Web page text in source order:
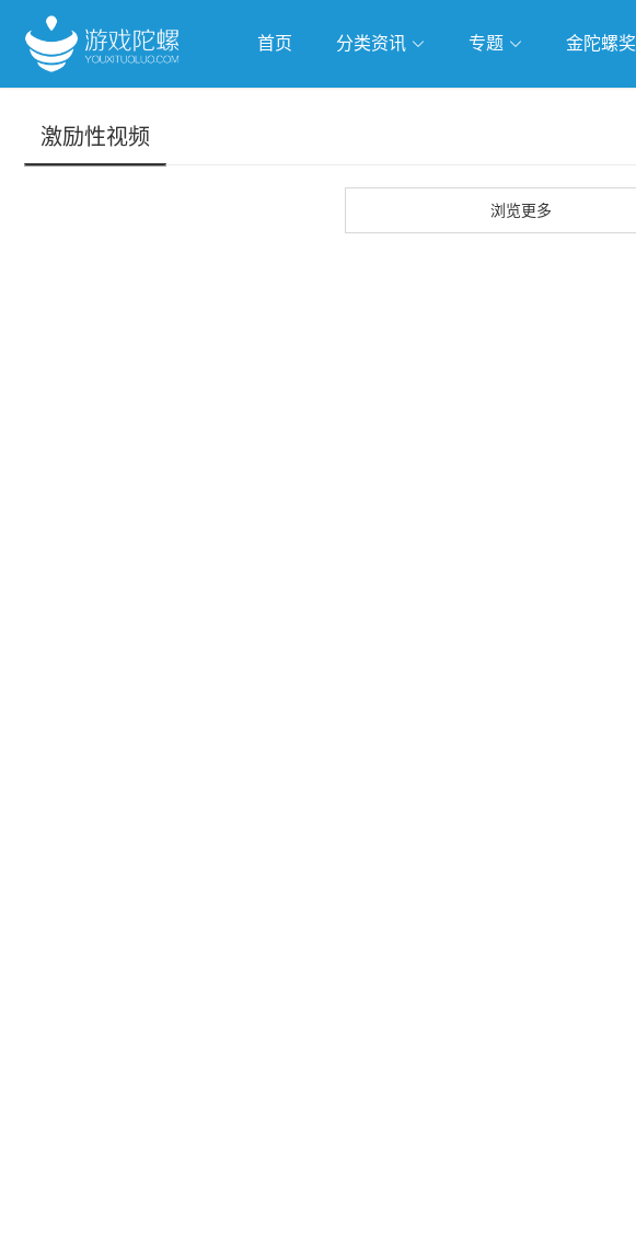
首页 分类资讯 专题 金陀螺奖
激励性视频
浏览更多